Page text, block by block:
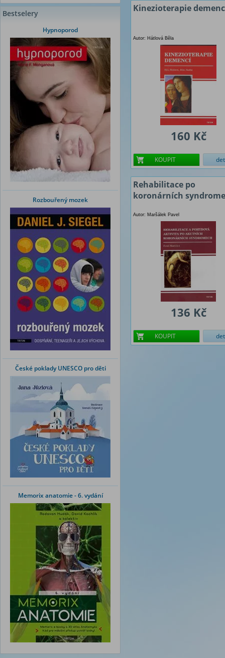
Bestselery
Hypnoporod
Rozbouřený mozek
České poklady UNESCO pro děti
Memorix anatomie - 6. vydání
Kinezioterapie
Autor: Hátlová Běla
160 Kč
KOUPIT
Rehabilitace po
koronárních
Autor: Maršálek Pavel
136 Kč
KOUPIT